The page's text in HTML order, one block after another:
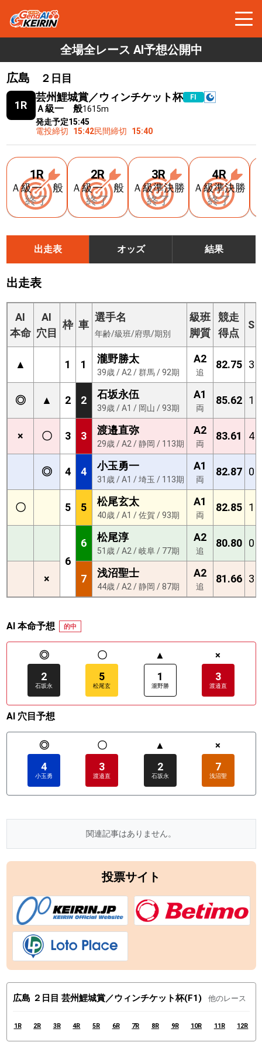
全場全レース AI予想公開中
広島
２日目
1R
芸州鯉城賞／ウィンチケット杯 FⅠ
Ａ級一 般1615m
発走予定15:45
電投締切
15:42民間締切 15:40
1R
Ａ級一 般
終了
2R
Ａ級一 般
終了
3R
Ａ級準決勝
終了
4R
Ａ級準決勝
終了
出走表 オッズ 結果
出走表
AI
本命
AI
穴目
枠 車
選手名
年齢/級班/府県/期別
級班
脚質
競走
得点
S
▲ 1 1 瀧野勝太
39歳 / A2 / 群馬 / 92期
A2
追
82.75 3
◎ ▲ 2 2 石坂永伍
39歳 / A1 / 岡山 / 93期
A1
両
85.62 1
× 〇 3 3 渡邉直弥
29歳 / A2 / 静岡 / 113期
A2
両
83.61 4
◎ 4 4 小玉勇一
31歳 / A1 / 埼玉 / 113期
A1
両
82.87 0
〇 5 5 松尾玄太
40歳 / A1 / 佐賀 / 93期
A1
両
82.85 1
6
6 松尾淳
51歳 / A2 / 岐阜 / 77期
A2
追
80.80 0
× 7 浅沼聖士
44歳 / A2 / 静岡 / 87期
A2
追
81.66 3
AI 本命予想 的中
◎
2
石坂永
〇
5
松尾玄
▲
1
瀧野勝
×
3
渡邉直
AI 穴目予想
◎
4
小玉勇
〇
3
渡邉直
▲
2
石坂永
×
7
浅沼聖
関連記事はありません。
投票サイト
広島 ２日目 芸州鯉城賞／ウィンチケット杯(F1) 他のレース
1R 2R 3R 4R 5R 6R 7R 8R 9R 10R 11R 12R